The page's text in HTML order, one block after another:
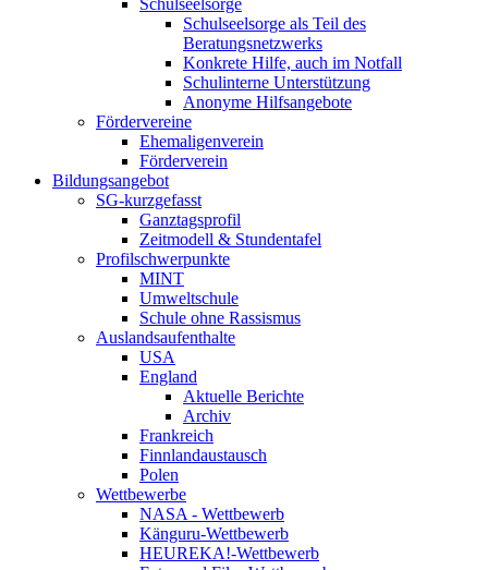
Schulseelsorge
Schulseelsorge als Teil des
Beratungsnetzwerks
Konkrete Hilfe, auch im Notfall
Schulinterne Unterstützung
Anonyme Hilfsangebote
Fördervereine
Ehemaligenverein
Förderverein
Bildungsangebot
SG-kurzgefasst
Ganztagsprofil
Zeitmodell & Stundentafel
Profilschwerpunkte
MINT
Umweltschule
Schule ohne Rassismus
Auslandsaufenthalte
USA
England
Aktuelle Berichte
Archiv
Frankreich
Finnlandaustausch
Polen
Wettbewerbe
NASA - Wettbewerb
Känguru-Wettbewerb
HEUREKA!-Wettbewerb